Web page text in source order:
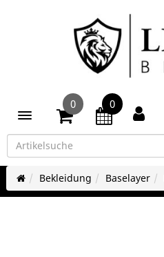
Toggle navigation
0 0
Bekleidung Baselayer